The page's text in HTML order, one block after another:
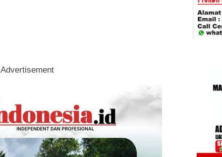
Advertisement